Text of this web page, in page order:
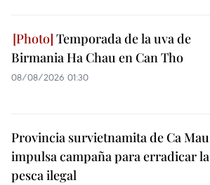
Temporada de la uva de
Birmania Ha Chau en Can Tho
08/08/2026 01:30
Provincia survietnamita de Ca Mau
impulsa campaña para erradicar la
pesca ilegal